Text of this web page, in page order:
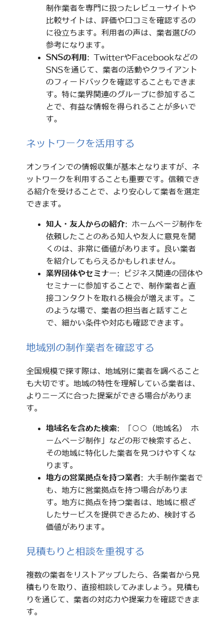
制作業者を専門に扱ったレビューサイトや
比較サイトは、評価や口コミを確認するの
に役立ちます。利用者の声は、業者選びの
参考になります。
SNSの利用 : TwitterやFacebookなどの
SNSを通じて、業者の活動やクライアント
のフィードバックを確認することもできま
す。特に業界関連のグループに参加するこ
とで、有益な情報を得られることが多いで
す。
ネットワークを活用する
オンラインでの情報収集が基本となりますが、ネ
ットワークを利用することも重要です。信頼でき
る紹介を受けることで、より安心して業者を選定
できます。
知人・友人からの紹介: ホームページ制作を
依頼したことのある知人や友人に意見を聞
くのは、非常に価値があります。良い業者
を紹介してもらえるかもしれません。
業界団体やセミナー: ビジネス関連の団体や
セミナーに参加することで、制作業者と直
接コンタクトを取れる機会が増えます。こ
のような場で、業者の担当者と話すこと
で、細かい条件や対応も確認できます。
地域別の制作業者を確認する
全国規模で探す際は、地域別に業者を調べること
も大切です。地域の特性を理解している業者は、
よりニーズに合った提案ができる場合がありま
す。
地域名を含めた検索: 「○○（地域名） ホ
ームページ制作」などの形で検索すると、
その地域に特化した業者を見つけやすくな
ります。
地方の営業拠点を持つ業者: 大手制作業者で
も、地方に営業拠点を持つ場合がありま
す。地方に拠点を持つ業者は、地域に根ざ
したサービスを提供できるため、検討する
価値があります。
見積もりと相談を重視する
複数の業者をリストアップしたら、各業者から見
積もりを取り、直接相談してみましょう。見積も
りを通じて、業者の対応力や提案力を確認できま
す。